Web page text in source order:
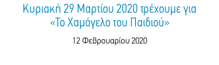
Κυριακή 29 Μαρτίου 2020 τρέχουμε για
«Το Χαμόγελο του Παιδιού»
12 Φεβρουαρίου 2020